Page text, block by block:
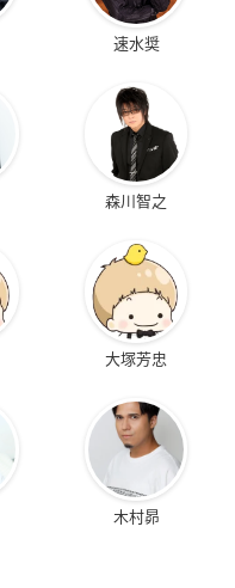
速水奨
森川智之
大塚芳忠
木村昴